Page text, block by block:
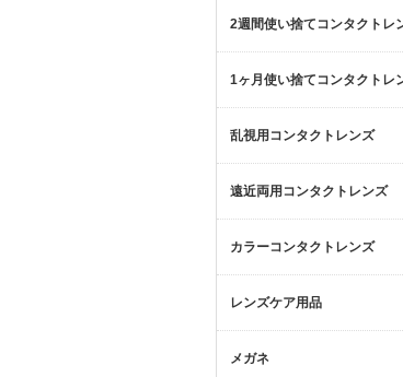
2週間使い捨てコンタクトレ
1ヶ月使い捨てコンタクトレ
乱視用コンタクトレンズ
遠近両用コンタクトレンズ
カラーコンタクトレンズ
レンズケア用品
メガネ